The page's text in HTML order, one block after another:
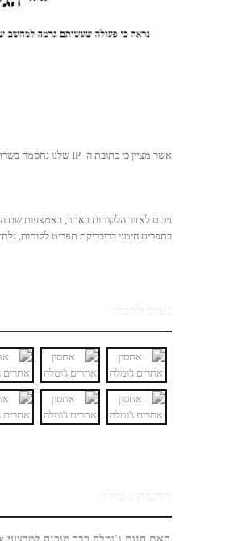
אשר מציין כי כתובת ה- IP שלנו נחסמה בשרת ועלינו לפעול על מנת לשחרר אותה מהחסימה.
ניכנס לאזור הלקוחות באתר, באמצעות
בתפריט הימני ברובריקת תפריט לקוחות,